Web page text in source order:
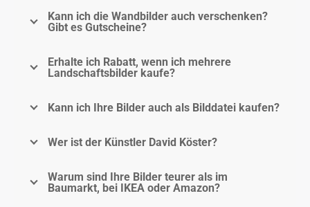
Kann ich die Wandbilder auch verschenken?
Gibt es Gutscheine?
Erhalte ich Rabatt, wenn ich mehrere
Landschaftsbilder kaufe?
Kann ich Ihre Bilder auch als Bilddatei kaufen?
Wer ist der Künstler David Köster?
Warum sind Ihre Bilder teurer als im
Baumarkt, bei IKEA oder Amazon?